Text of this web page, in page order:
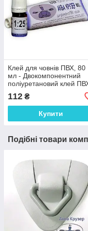
Клей для човнів ПВХ, 80
мл - Двокомпонентний
поліуретановий клей
Аква Крузер для
надувного човна
112 ₴
Купити
Подібні товари